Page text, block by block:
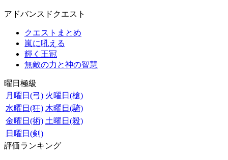
アドバンスドクエスト
クエストまとめ
嵐に吼える
輝く王冠
無敵の力と神の智慧
曜日極級
月曜日(弓) 火曜日(槍)
水曜日(狂) 木曜日(騎)
金曜日(術) 土曜日(殺)
日曜日(剣)
評価ランキング